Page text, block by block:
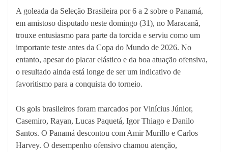
A goleada da Seleção Brasileira por 6 a 2 sobre o Panamá,
em amistoso disputado neste domingo (31), no Maracanã,
trouxe entusiasmo para parte da torcida e serviu como um
importante teste antes da Copa do Mundo de 2026. No
entanto, apesar do placar elástico e da boa atuação ofensiva,
o resultado ainda está longe de ser um indicativo de
favoritismo para a conquista do torneio.
Os gols brasileiros foram marcados por Vinícius Júnior,
Casemiro, Rayan, Lucas Paquetá, Igor Thiago e Danilo
Santos. O Panamá descontou com Amir Murillo e Carlos
Harvey. O desempenho ofensivo chamou atenção,